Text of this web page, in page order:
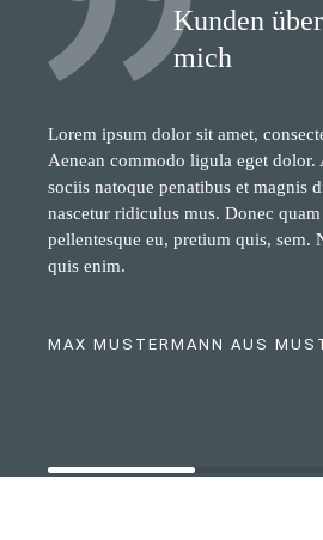
Kunden über
mich
Lorem ipsum dolor sit amet,
Aenean commodo ligula eget dolor.
sociis natoque penatibus et magnis
nascetur ridiculus mus. Donec
pellentesque eu, pretium quis, sem.
quis enim.
MAX MUSTERMANN AUS